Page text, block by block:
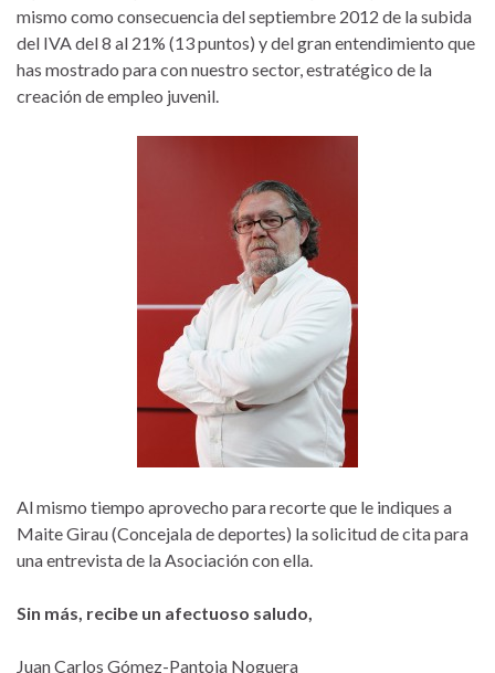
mismo como consecuencia del septiembre 2012 de la subida
del IVA del 8 al 21% (13 puntos) y del gran entendimiento que
has mostrado para con nuestro sector, estratégico de la
creación de empleo juvenil.
Al mismo tiempo aprovecho para recorte que le indiques a
Maite Girau (Concejala de deportes) la solicitud de cita para
una entrevista de la Asociación con ella.
Sin más, recibe un afectuoso saludo,
Juan Carlos Gómez-Pantoja Noguera